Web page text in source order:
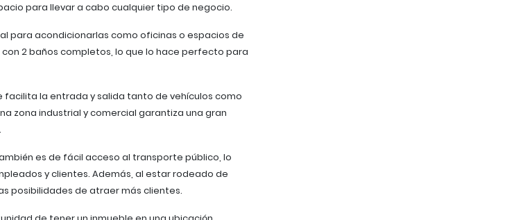
para llevar a cabo cualquier tipo de negocio.
para acondicionarlas como oficinas o espacios de
2 baños completos, lo que lo hace perfecto para
facilita la entrada y salida tanto de vehículos como
zona industrial y comercial garantiza una gran
es de fácil acceso al transporte público, lo
y clientes. Además, al estar rodeado de
posibilidades de atraer más clientes.